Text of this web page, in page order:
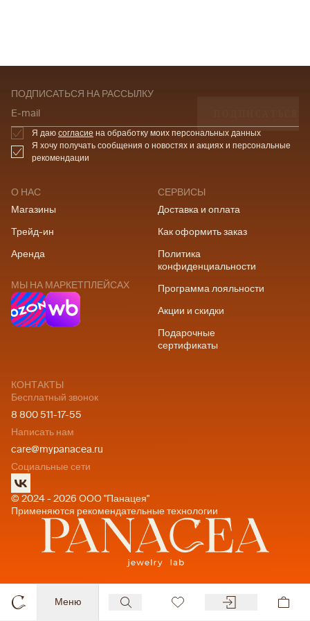
Меню
О НАС
Магазины
Трейд-ин
Аренда
МЫ НА МАРКЕТПЛЕЙСАХ
СЕРВИСЫ
Доставка и оплата
Как оформить заказ
Политика
конфиденциальности
Программа лояльности
Акции и скидки
Подарочные
сертификаты
КОНТАКТЫ
Бесплатный звонок
8 800 511-17-55
Написать нам
care@mypanacea.ru
Социальные сети
© 2024 - 2026 ООО "Панацея"
Применяются рекомендательные технологии
ПОДПИСАТЬСЯ НА РАССЫЛКУ
E-mail
Я даю согласие на обработку моих персональных данных
Я хочу получать сообщения о новостях и акциях и персональные
рекомендации